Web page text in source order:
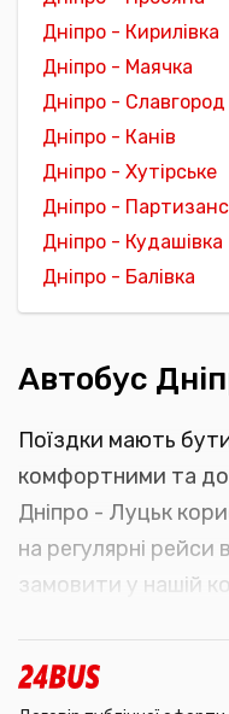
Дніпро - Кирилівка
Дніпро - Маячка
Дніпро - Славгород
Дніпро - Канів
Дніпро - Хутірське
Дніпро -
Дніпро - Кудашівка
Дніпро - Балівка
Автобус
Поїздки мають
комфортними та
Дніпро - Луцьк
на регулярні
замовити у нашій
пасажирські
Розклад руху